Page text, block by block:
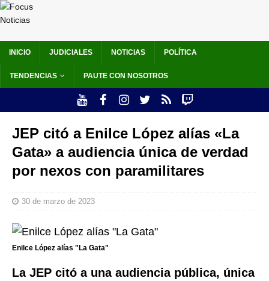
INICIO JUDICIALES NOTICIAS POLÍTICA
TENDENCIAS PAUTE CON NOSOTROS
JEP citó a Enilce López alías «La
Gata» a audiencia única de verdad
por nexos con paramilitares
30 de marzo de 2023
Enilce López alías "La Gata"
La JEP citó a una audiencia pública, única